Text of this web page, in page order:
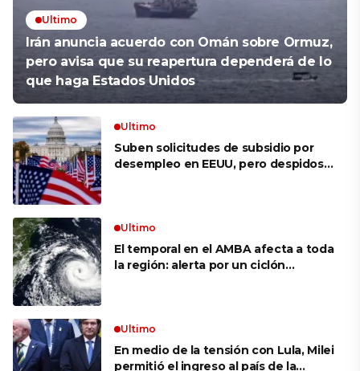
Ultimo
Irán anuncia acuerdo con Omán sobre Ormuz,
pero avisa que su reapertura dependerá de lo
que haga Estados Unidos
Ultimo
Suben solicitudes de subsidio por
desempleo en EEUU, pero despidos
Ultimo
El temporal en el AMBA afecta a toda
la región: alerta por un ciclón
Ultimo
En medio de la tensión con Lula, Milei
permitió el ingreso al país de la